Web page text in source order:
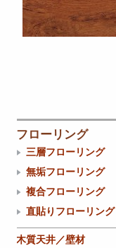
フローリング
三層フローリング
無垢フローリング
複合フローリング
直貼りフローリング
木質天井／壁材